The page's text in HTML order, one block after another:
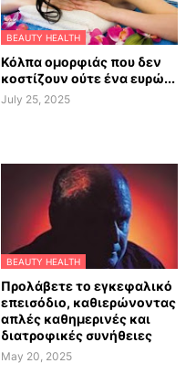
BEAUTY HEALTH
Κόλπα ομορφιάς που δεν
κοστίζουν ούτε ένα ευρώ...
July 25, 2025
BEAUTY HEALTH
Προλάβετε το εγκεφαλικό
επεισόδιο, καθιερώνοντας
απλές καθημερινές και
διατροφικές συνήθειες
May 20, 2025